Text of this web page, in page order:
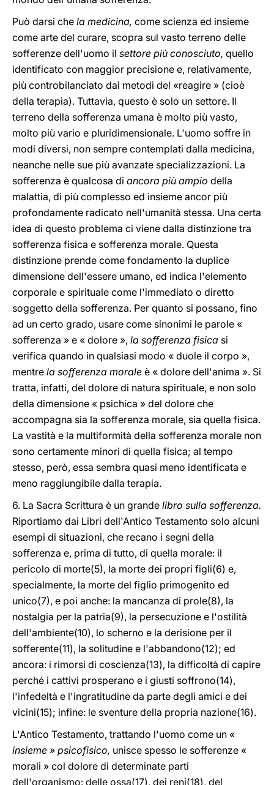
Può darsi che la medicina, come scienza ed insieme
come arte del curare, scopra sul vasto terreno delle
sofferenze dell'uomo il settore più conosciuto, quello
identificato con maggior precisione e, relativamente,
più controbilanciato dai metodi del «reagire » (cioè
della terapia). Tuttavia, questo è solo un settore. Il
terreno della sofferenza umana è molto più vasto,
molto più vario e pluridimensionale. L'uomo soffre in
modi diversi, non sempre contemplati dalla medicina,
neanche nelle sue più avanzate specializzazioni. La
sofferenza è qualcosa di ancora più ampio della
malattia, di più complesso ed insieme ancor più
profondamente radicato nell'umanità stessa. Una certa
idea di questo problema ci viene dalla distinzione tra
sofferenza fisica e sofferenza morale. Questa
distinzione prende come fondamento la duplice
dimensione dell'essere umano, ed indica l'elemento
corporale e spirituale come l'immediato o diretto
soggetto della sofferenza. Per quanto si possano, fino
ad un certo grado, usare come sinonimi le parole «
sofferenza » e « dolore », la sofferenza fisica si
verifica quando in qualsiasi modo « duole il corpo »,
mentre la sofferenza morale è « dolore dell'anima ». Si
tratta, infatti, del dolore di natura spirituale, e non solo
della dimensione « psichica » del dolore che
accompagna sia la sofferenza morale, sia quella fisica.
La vastità e la multiformità della sofferenza morale non
sono certamente minori di quella fisica; al tempo
stesso, però, essa sembra quasi meno identificata e
meno raggiungibile dalla terapia.
6. La Sacra Scrittura è un grande libro sulla sofferenza.
Riportiamo dai Libri dell'Antico Testamento solo alcuni
esempi di situazioni, che recano i segni della
sofferenza e, prima di tutto, di quella morale: il
pericolo di morte(5), la morte dei propri figli(6) e,
specialmente, la morte del figlio primogenito ed
unico(7), e poi anche: la mancanza di prole(8), la
nostalgia per la patria(9), la persecuzione e l'ostilità
dell'ambiente(10), lo scherno e la derisione per il
sofferente(11), la solitudine e l'abbandono(12); ed
ancora: i rimorsi di coscienza(13), la difficoltà di capire
perché i cattivi prosperano e i giusti soffrono(14),
l'infedeltà e l'ingratitudine da parte degli amici e dei
vicini(15); infine: le sventure della propria nazione(16).
L'Antico Testamento, trattando l'uomo come un «
insieme » psicofisico, unisce spesso le sofferenze «
morali » col dolore di determinate parti
dell'organismo: delle ossa(17), dei reni(18), del